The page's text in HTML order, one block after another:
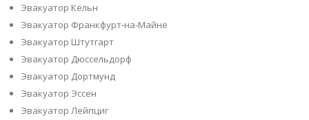
Эвакуатор Кёльн
Эвакуатор Франкфурт-на-Майне
Эвакуатор Штутгарт
Эвакуатор Дюссельдорф
Эвакуатор Дортмунд
Эвакуатор Эссен
Эвакуатор Лейпциг